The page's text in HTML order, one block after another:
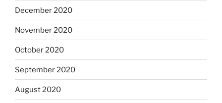
December 2020
November 2020
October 2020
September 2020
August 2020